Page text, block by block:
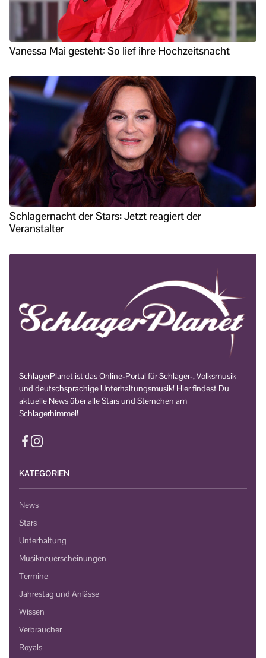
Vanessa Mai gesteht: So lief ihre Hochzeitsnacht
Schlagernacht der Stars: Jetzt reagiert der
Veranstalter
SchlagerPlanet ist das Online-Portal für Schlager-, Volksmusik
und deutschsprachige Unterhaltungsmusik! Hier findest Du
aktuelle News über alle Stars und Sternchen am
Schlagerhimmel!
KATEGORIEN
News
Stars
Unterhaltung
Musikneuerscheinungen
Termine
Jahrestag und Anlässe
Wissen
Verbraucher
Royals